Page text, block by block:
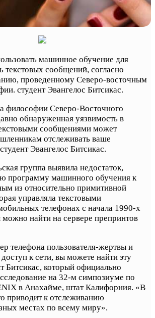
машинное обучение для
текстовых сообщений, согласно
проведенному Северо-восточным
студент Эвангелос Битсикас.
философии Северо-Восточного
обнаруженная уязвимость в
сообщениями может
отслеживать ваше
Эвангелос Битсикас.
группа выявила недостаток,
программу машинного обучения к
из относительно примитивной
управляла текстовыми
телефонах с начала 1990-х
найти на сервере препринтов
телефона пользователя-жертвы и
к сети, вы можете найти эту
Битсикас, который официально
на 32-м симпозиуме по
в Анахайме, штат Калифорния. «В
приводит к отслеживанию
местах по всему миру».